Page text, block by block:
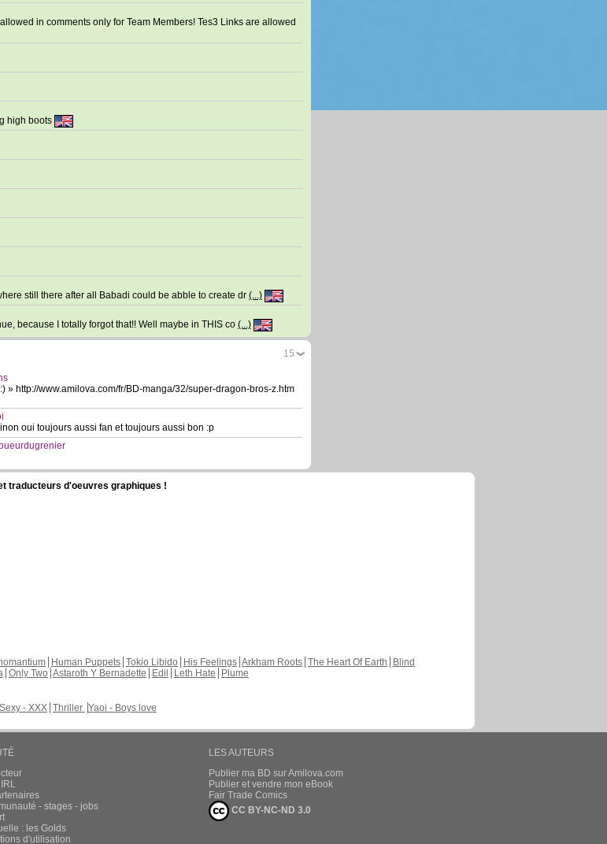
in comments only for Team Members! Tes3 Links are allowed
high boots
still there after all Babadi could be abble to create dr (...)
because I totally forgot that!! Well maybe in THIS co (...)
15
http://www.amilova.com/fr/BD-manga/32/super-dragon-bros-z.htm
oui toujours aussi fan et toujours aussi bon :p
traducteurs d'oeuvres graphiques !
Human Puppets Tokio Libido His Feelings Arkham Roots The Heart Of Earth
Blind
Only Two Astaroth Y Bernadette Edil Leth Hate
Plume
Sexy - XXX Thriller Yaoi - Boys love
- stages - jobs
: les Golds
d'utilisation
LES AUTEURS
Publier ma BD sur Amilova.com
Publier et vendre mon eBook
Fair Trade Comics
CC BY-NC-ND 3.0